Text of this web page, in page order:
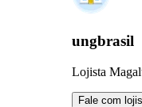
ungbrasil
Lojista
Fale com